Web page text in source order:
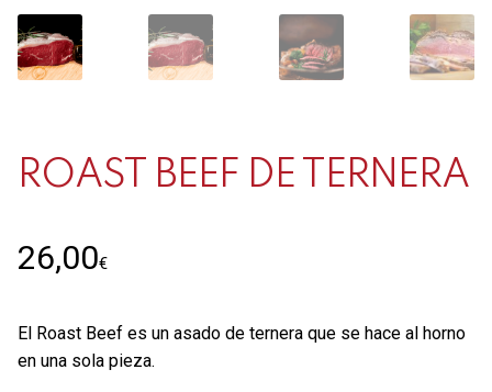
ROAST BEEF DE TERNERA
26,00€
El Roast Beef es un asado de ternera que se hace al horno
en una sola pieza.